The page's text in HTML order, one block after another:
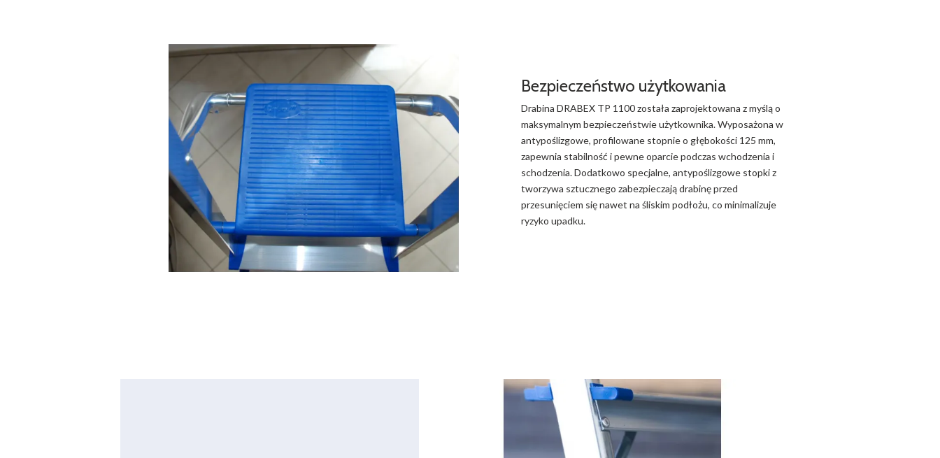
Bezpieczeństwo użytkowania
Drabina DRABEX TP 1100 została zaprojektowana z myślą o
maksymalnym bezpieczeństwie użytkownika. Wyposażona w
antypoślizgowe, profilowane stopnie o głębokości 125 mm,
zapewnia stabilność i pewne oparcie podczas wchodzenia i
schodzenia. Dodatkowo specjalne, antypoślizgowe stopki z
tworzywa sztucznego zabezpieczają drabinę przed
przesunięciem się nawet na śliskim podłożu, co minimalizuje
ryzyko upadku.